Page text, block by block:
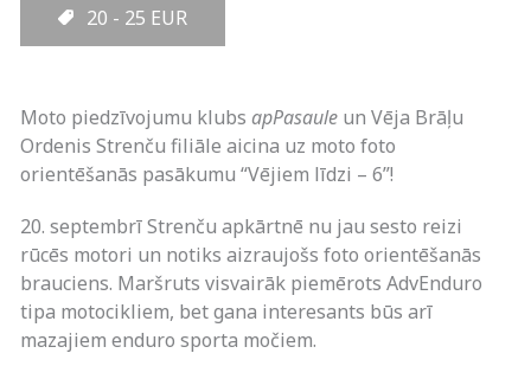
20 - 25 EUR
Moto piedzīvojumu klubs apPasaule un Vēja Brāļu
Ordenis Strenču filiāle aicina uz moto foto
orientēšanās pasākumu “Vējiem līdzi – 6”!
20. septembrī Strenču apkārtnē nu jau sesto reizi
rūcēs motori un notiks aizraujošs foto orientēšanās
brauciens. Maršruts visvairāk piemērots AdvEnduro
tipa motocikliem, bet gana interesants būs arī
mazajiem enduro sporta močiem.